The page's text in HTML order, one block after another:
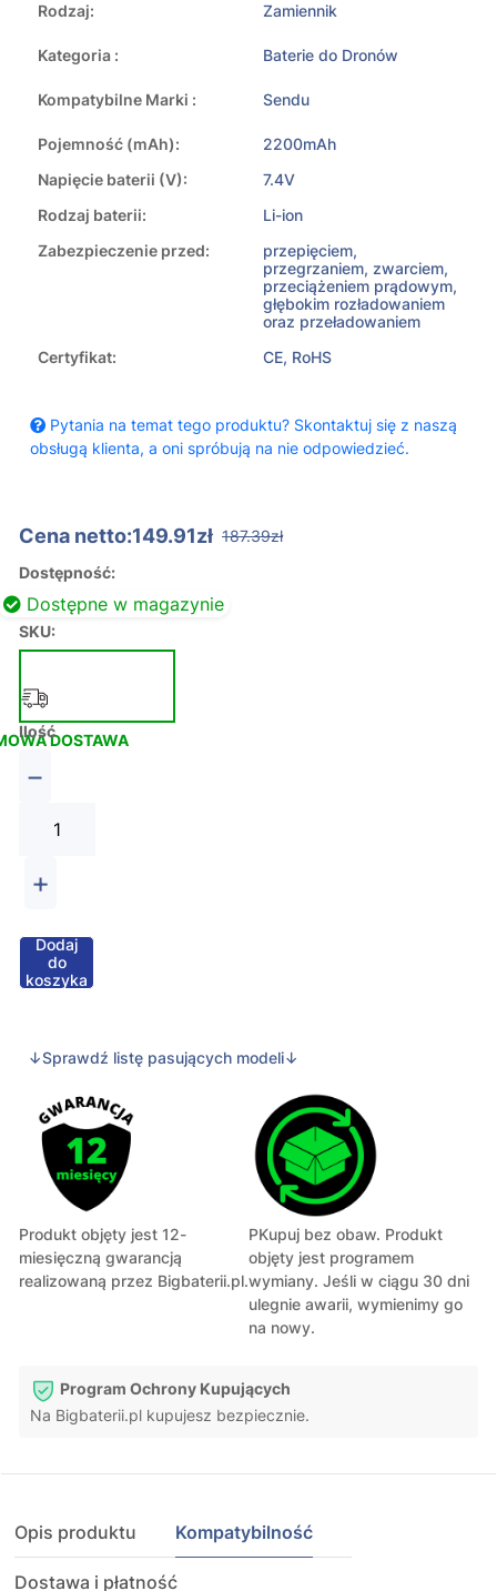
Rodzaj: Zamiennik
Kategoria : Baterie do Dronów
Kompatybilne Marki : Sendu
Pojemność (mAh):
2200mAh
Napięcie baterii (V):
7.4V
Rodzaj baterii:
Li-ion
Zabezpieczenie przed:
przepięciem,
przegrzaniem, zwarciem,
przeciążeniem prądowym,
głębokim rozładowaniem
oraz przeładowaniem
Certyfikat:
CE, RoHS
Pytania na temat tego produktu? Skontaktuj się z naszą
obsługą klienta, a oni spróbują na nie odpowiedzieć.
Cena netto:149.91zł 187.39zł
Dostępność:
Dostępne w magazynie
SKU:
DOSTAWA
Ilość
−
+
Dodaj
do
koszyka
↓Sprawdź listę pasujących modeli↓
Produkt objęty jest 12-
miesięczną gwarancją
realizowaną przez Bigbaterii.pl.
PKupuj bez obaw. Produkt
objęty jest programem
wymiany. Jeśli w ciągu 30 dni
ulegnie awarii, wymienimy go
na nowy.
Program Ochrony Kupujących
Na Bigbaterii.pl kupujesz bezpiecznie.
Opis produktu Kompatybilność
Dostawa i płatność